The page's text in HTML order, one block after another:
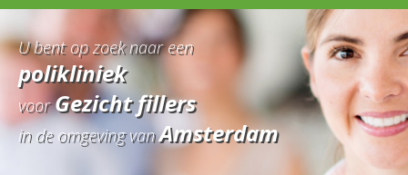
U bent op zoek naar een
polikliniek
voorGezicht fillers
in de omgeving vanAmsterdam